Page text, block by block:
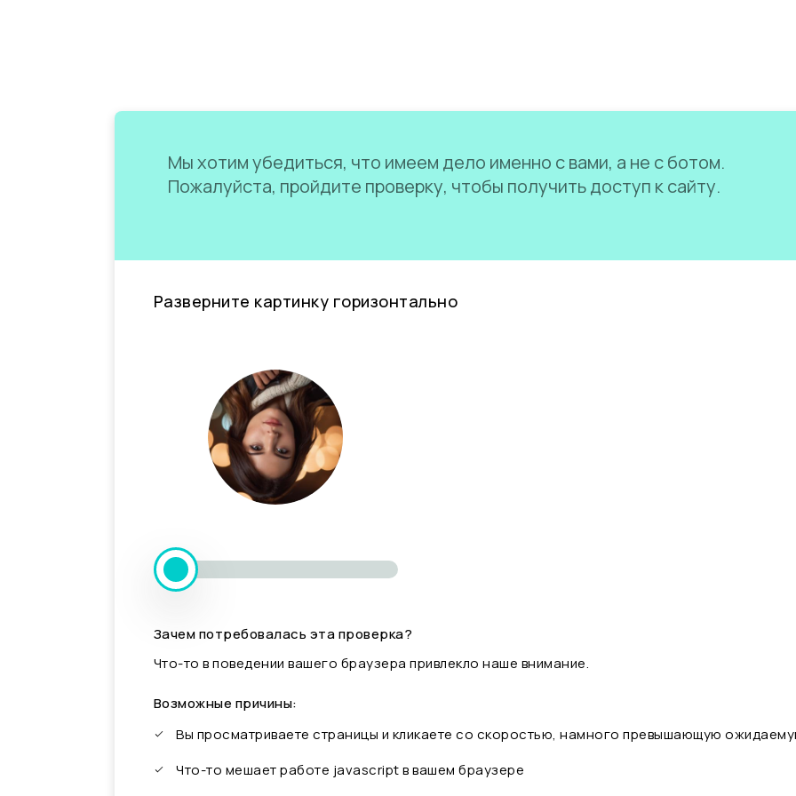
Мы хотим убедиться, что имеем дело именно с вами, а не с ботом.
Пожалуйста, пройдите проверку, чтобы получить доступ к сайту.
Разверните картинку горизонтально
Зачем потребовалась эта проверка?
Что-то в поведении вашего браузера привлекло наше внимание.
Возможные причины:
Вы просматриваете страницы и кликаете со скоростью, намного превышающую
Что-то мешает работе javascript в вашем браузере